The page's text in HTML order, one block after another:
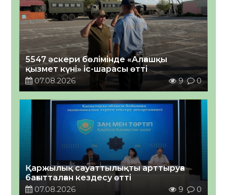
5547 әскери бөлімінде «Алғашқы
қызмет күні» іс-шарасы өтті
07.08.2026
9 0
Қаржылық сауаттылықты арттыруға
бағытталған кездесу өтті
07.08.2026
9 0